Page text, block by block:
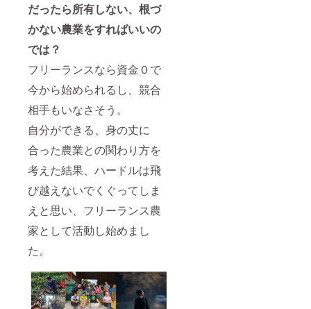
だったら所有しない、根づ
かない農業をすればいいの
では？
フリーランスなら資金０で
今から始められるし、競合
相手もいなさそう。
自分ができる、身の丈に
合った農業との関わり方を
考えた結果、ハードルは飛
び越えないでくぐってしま
えと思い、フリーランス農
家として活動し始めまし
た。